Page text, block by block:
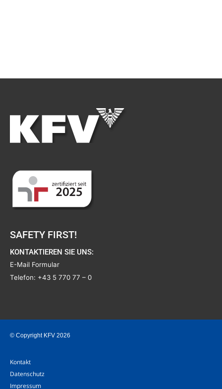
SAFETY FIRST!
KONTAKTIEREN SIE UNS:
E-Mail Formular
Telefon: +43 5 770 77 – 0
© Copyright KFV 2026
Kontakt
Datenschutz
Impressum